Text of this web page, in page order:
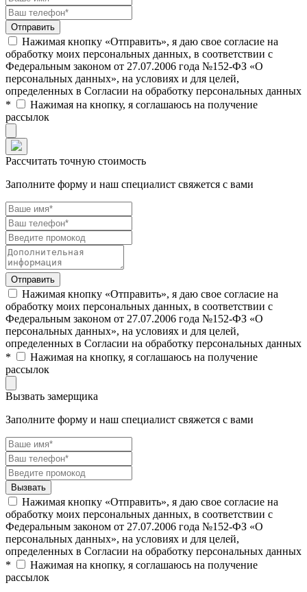
Нажимая кнопку «Отправить», я даю свое согласие на
обработку моих персональных данных, в соответствии с
Федеральным законом от 27.07.2006 года №152-ФЗ «О
персональных данных», на условиях и для целей,
определенных в Согласии на обработку персональных данных
*
Нажимая на кнопку, я соглашаюсь на получение
рассылок
Рассчитать точную стоимость
Заполните форму и наш специалист свяжется с вами
Нажимая кнопку «Отправить», я даю свое согласие на
обработку моих персональных данных, в соответствии с
Федеральным законом от 27.07.2006 года №152-ФЗ «О
персональных данных», на условиях и для целей,
определенных в Согласии на обработку персональных данных
*
Нажимая на кнопку, я соглашаюсь на получение
рассылок
Вызвать замерщика
Заполните форму и наш специалист свяжется с вами
Нажимая кнопку «Отправить», я даю свое согласие на
обработку моих персональных данных, в соответствии с
Федеральным законом от 27.07.2006 года №152-ФЗ «О
персональных данных», на условиях и для целей,
определенных в Согласии на обработку персональных данных
*
Нажимая на кнопку, я соглашаюсь на получение
рассылок